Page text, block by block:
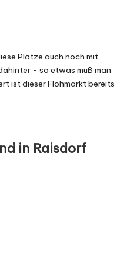
Plätze auch noch mit
- so etwas muß man
ist dieser Flohmarkt bereits
in Raisdorf